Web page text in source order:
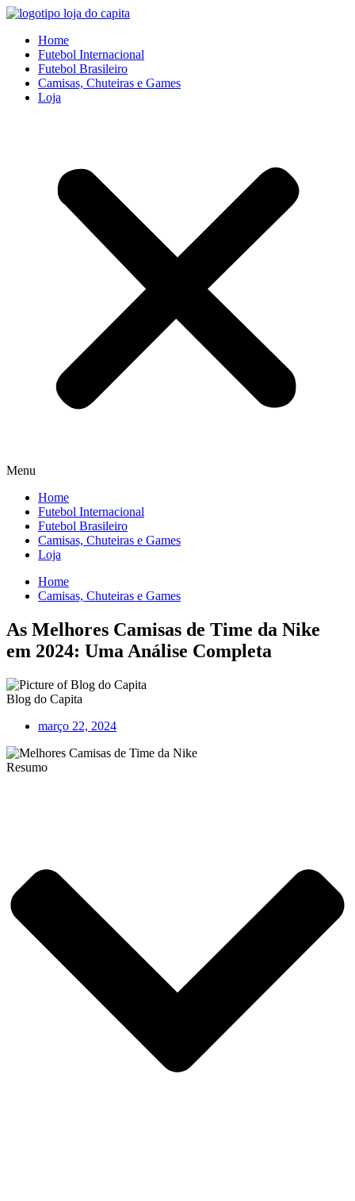
Ir
conteúdo
Home
Futebol Internacional
Futebol Brasileiro
Camisas, Chuteiras e Games
Loja
Menu
Home
Futebol Internacional
Futebol Brasileiro
Camisas, Chuteiras e Games
Loja
Home
Camisas, Chuteiras e Games
As Melhores Camisas de Time da Nike
em 2024: Uma Análise Completa
Blog do Capita
março 22, 2024
Resumo